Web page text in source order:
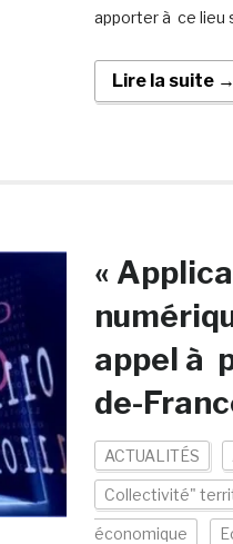
apporter à ce lieu
Lire la suite →
«
appel à
de-
ACTUALITÉS
Collectivité"
économique